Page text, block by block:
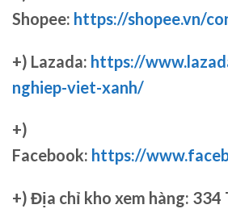
Shopee: https://shopee.vn/
+) Lazada: https://
nghiep-viet-xanh/
+)
Facebook: https://
+) Địa chỉ kho xem hàng: 334